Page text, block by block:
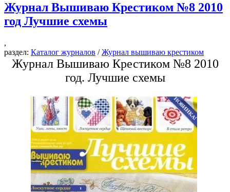
Журнал Вышиваю Крестиком №8 2010
год Лучшие схемы
,
раздел: Каталог журналов /Журнал вышиваю крестиком
Журнал Вышиваю Крестиком №8 2010
год. Лучшие схемы